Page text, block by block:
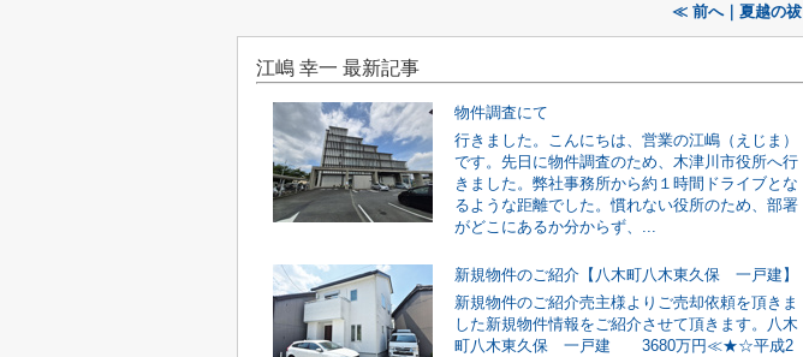
≪ 前へ｜夏越の祓
江嶋 幸一 最新記事
物件調査にて
行きました。こんにちは、営業の江嶋（えじま）
です。先日に物件調査のため、木津川市役所へ行
きました。弊社事務所から約１時間ドライブとな
るような距離でした。慣れない役所のため、部署
がどこにあるか分からず、...
新規物件のご紹介【八木町八木東久保 一戸建】
新規物件のご紹介売主様よりご売却依頼を頂きま
した新規物件情報をご紹介させて頂きます。八木
町八木東久保 一戸建 3680万円≪★☆平成2